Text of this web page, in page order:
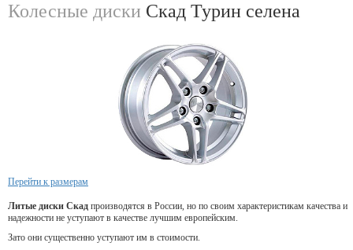
Колесные диски Скад Турин селена
Перейти к размерам
Литые диски Скад производятся в России, но по своим характеристикам качества и
надежности не уступают в качестве лучшим европейским.
Зато они существенно уступают им в стоимости.